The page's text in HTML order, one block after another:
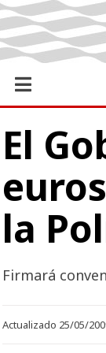
El
la
Firmará
Actualizado 25/05/